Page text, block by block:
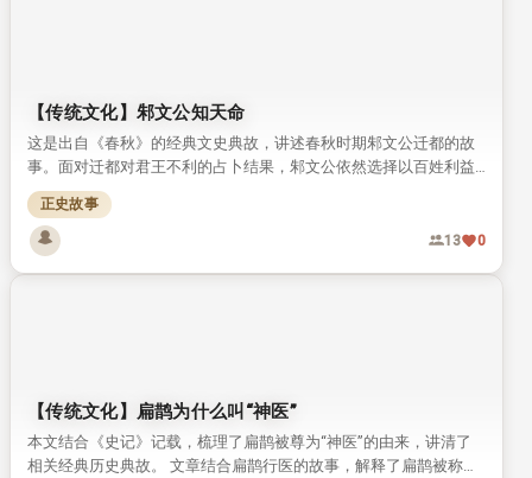
【传统文化】邾文公知天命
这是出自《春秋》的经典文史典故，讲述春秋时期邾文公迁都的故
事。面对迁都对君王不利的占卜结果，邾文公依然选择以百姓利益
为先。他的做法被古人评价为“知天命”，成为流传千年的君道佳
话。
正史故事
13 0
【传统文化】扁鹊为什么叫“神医”
本文结合《史记》记载，梳理了扁鹊被尊为“神医”的由来，讲清了
相关经典历史典故。 文章结合扁鹊行医的故事，解释了扁鹊被称为